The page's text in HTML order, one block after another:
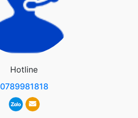
Hotline
0789981818